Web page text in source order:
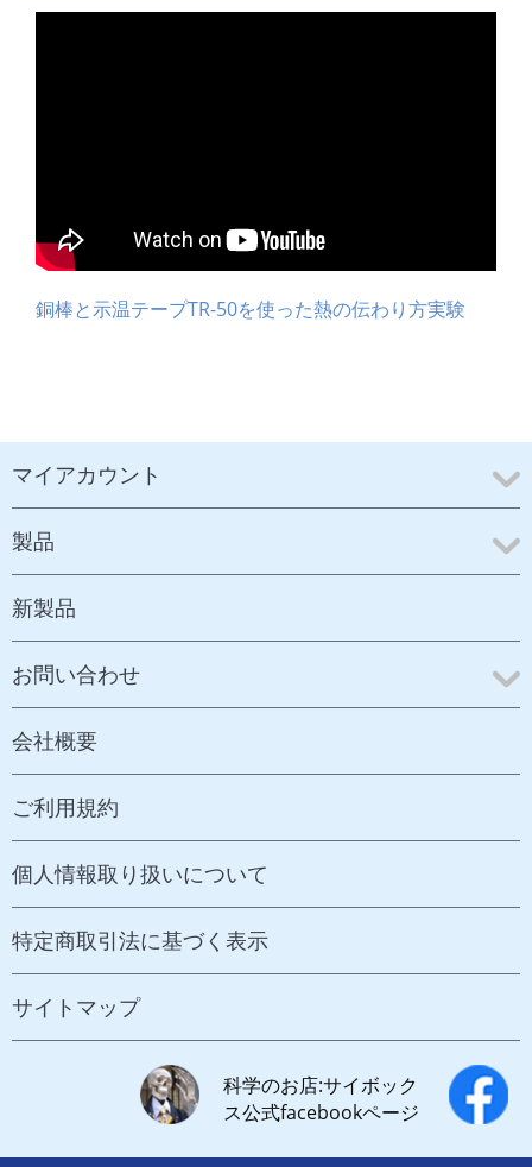
銅棒と示温テープTR-50を使った熱の伝わり方実験
マイアカウント
製品
新製品
お問い合わせ
会社概要
ご利用規約
個人情報取り扱いについて
特定商取引法に基づく表示
サイトマップ
科学のお店:サイボック
ス公式facebookページ